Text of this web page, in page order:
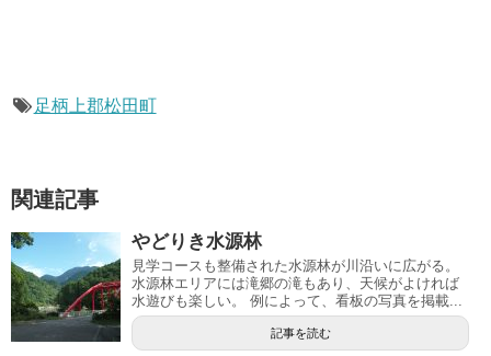
足柄上郡松田町
関連記事
やどりき水源林
見学コースも整備された水源林が川沿いに広がる。
水源林エリアには滝郷の滝もあり、天候がよければ
水遊びも楽しい。 例によって、看板の写真を掲載...
記事を読む